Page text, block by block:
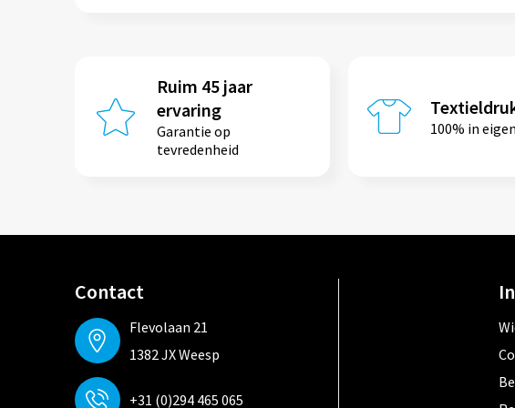
Ruim 45 jaar
ervaring
Garantie op
tevredenheid
100% in
Contact
Flevolaan 21
1382 JX Weesp
+31 (0)294 465 065